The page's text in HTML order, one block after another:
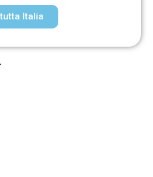
Italia
.